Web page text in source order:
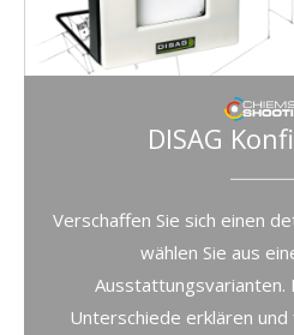
DISAG
Verschaffen Sie sich einen
wählen Sie aus
Ausstattungsvarianten.
Unterschiede erklären